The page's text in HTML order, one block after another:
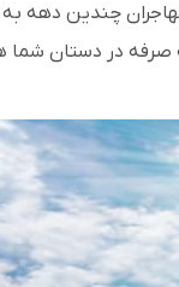
چندین دهه
صرفه در دستان